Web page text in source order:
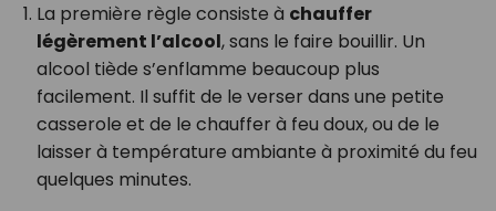
La première règle consiste à chauffer
légèrement l’alcool, sans le faire bouillir. Un
alcool tiède s’enflamme beaucoup plus
facilement. Il suffit de le verser dans une petite
casserole et de le chauffer à feu doux, ou de le
laisser à température ambiante à proximité du feu
quelques minutes.